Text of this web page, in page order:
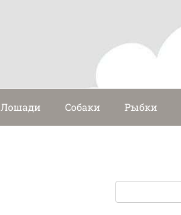
Лошади Собаки Рыбки